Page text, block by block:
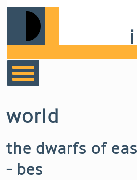
Skip
navigation
musik
world
the dwarfs of
- bes